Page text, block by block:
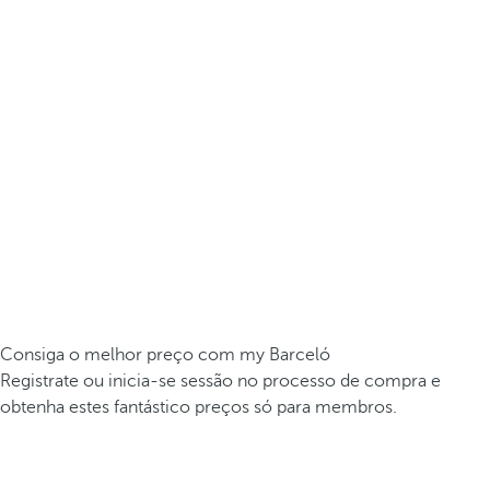
Consiga o melhor preço com my Barceló
Registrate ou inicia-se sessão no processo de compra e
obtenha estes fantástico preços só para membros.